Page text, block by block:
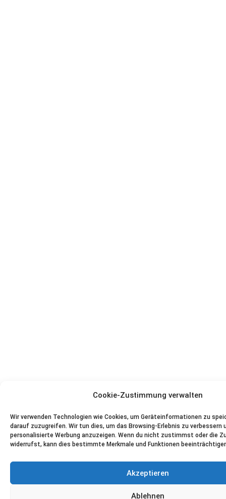
Cookie-Zustimmung verwalten
Wir verwenden Technologien wie Cookies, um Geräteinformationen zu
darauf zuzugreifen. Wir tun dies, um das Browsing-Erlebnis zu verbessern
personalisierte Werbung anzuzeigen. Wenn du nicht zustimmst oder die
widerrufst, kann dies bestimmte Merkmale und Funktionen
Akzeptieren
Ablehnen